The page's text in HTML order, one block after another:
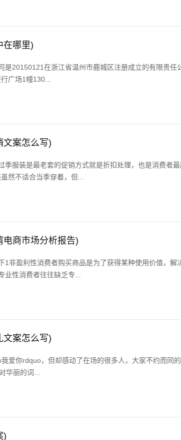
在哪里)
是20150121在浙江省温州市鹿城区注册成立的有限责任
广场1幢130...
文案怎么写)
季服装是最老套的促销方式就是折扣处理，也是消费者
然不适合当季穿着，但...
电商市场分析报告)
1非盈利性消费者购买商品是为了获得某种使用价值，解
性消费者往往缺乏专...
文案怎么写)
爱你rdquo，但却感动了在场的很多人，大家不约而同
华丽的词...
)